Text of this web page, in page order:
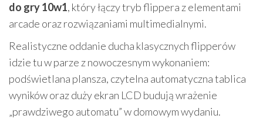
do gry 10w1, który łączy tryb flippera z elementami
arcade oraz rozwiązaniami multimedialnymi.
Realistyczne oddanie ducha klasycznych flipperów
idzie tu w parze z nowoczesnym wykonaniem:
podświetlana plansza, czytelna automatyczna tablica
wyników oraz duży ekran LCD budują wrażenie
„prawdziwego automatu” w domowym wydaniu.